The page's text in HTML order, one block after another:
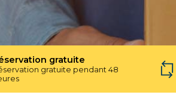
gratuite
gratuite pendant 48